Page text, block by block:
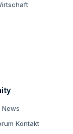
News
Kontakt